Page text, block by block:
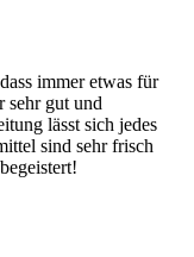
immer etwas für
sehr gut und
lässt sich jedes
sind sehr frisch